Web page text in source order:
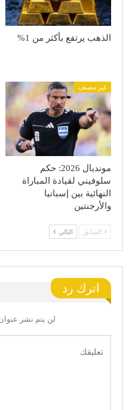
الذهب يرتفع بأكثر من 1%
غير مصنف
مونديال 2026: حكم
سلوفيني لقيادة المباراة
النهائية بين إسبانيا
والأرجنتين
السابق التالي
اترك رد
لن يتم نشر